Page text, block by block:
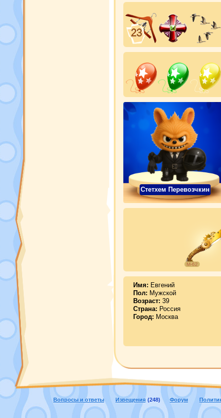
Стетхем Перевозчкин
М-62
Имя: Евгений
Пол: Мужской
Возраст: 39
Страна: Россия
Город: Москва
Вопросы и ответы Извещения (248) Форум